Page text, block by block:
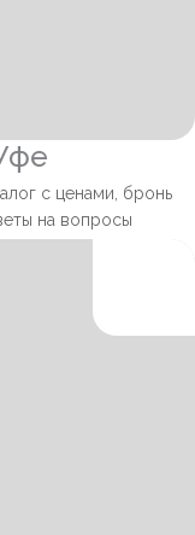
с ценами, бронь
на вопросы